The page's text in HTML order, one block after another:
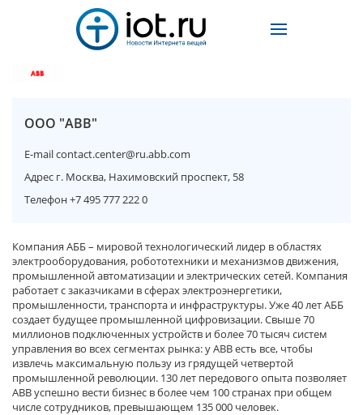
ООО "ABB"
E-mailcontact.center@ru.abb.com
Адрес г. Москва, Нахимовский проспект, 58
Телефон+7 495 777 222 0
Компания АББ – мировой технологический лидер в областях
электрооборудования, робототехники и механизмов движения,
промышленной автоматизации и электрических сетей. Компания
работает с заказчиками в сферах электроэнергетики,
промышленности, транспорта и инфраструктуры. Уже 40 лет АББ
создает будущее промышленной цифровизации. Свыше 70
миллионов подключенных устройств и более 70 тысяч систем
управления во всех сегментах рынка: у АВВ есть все, чтобы
извлечь максимальную пользу из грядущей четвертой
промышленной революции. 130 лет передового опыта позволяет
АВВ успешно вести бизнес в более чем 100 странах при общем
числе сотрудников, превышающем 135 000 человек.